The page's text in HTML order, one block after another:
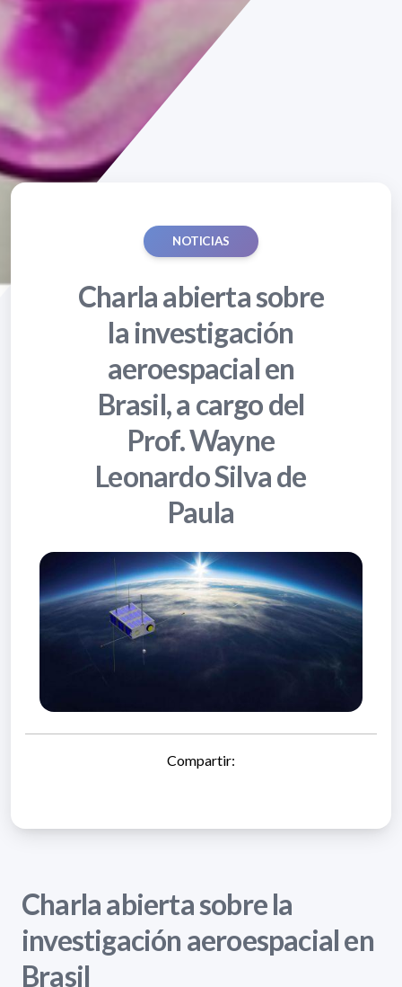
NOTICIAS
Charla abierta sobre
la investigación
aeroespacial en
Brasil, a cargo del
Prof. Wayne
Leonardo Silva de
Paula
Compartir:
Charla abierta sobre la
investigación aeroespacial en
Brasil